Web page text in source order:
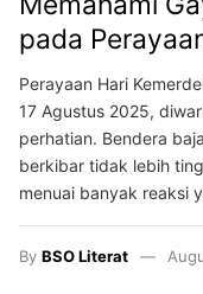
pada
Perayaan Hari
17 Agustus 2025,
perhatian. Bendera
berkibar tidak lebih
menuai banyak reaksi
By BSO Literat